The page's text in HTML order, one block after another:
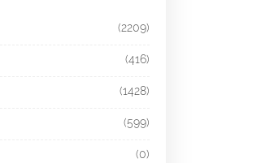
(2209)
(416)
(1428)
(599)
(0)